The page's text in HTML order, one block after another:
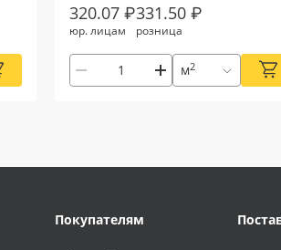
320.07 ₽
юр. лицам
331.50 ₽
розница
м2
Покупателям